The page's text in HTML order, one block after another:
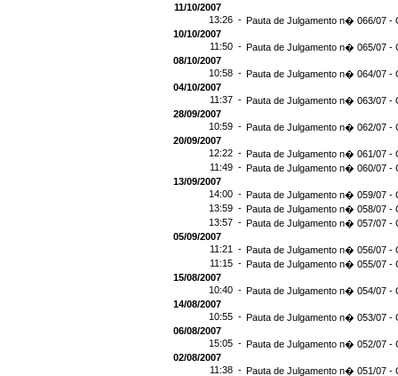
11/10/2007
13:26 - Pauta de Julgamento n� 066/07 -
10/10/2007
11:50 - Pauta de Julgamento n� 065/07 -
08/10/2007
10:58 - Pauta de Julgamento n� 064/07 -
04/10/2007
11:37 - Pauta de Julgamento n� 063/07 -
28/09/2007
10:59 - Pauta de Julgamento n� 062/07 -
20/09/2007
12:22 - Pauta de Julgamento n� 061/07 -
11:49 - Pauta de Julgamento n� 060/07 -
13/09/2007
14:00 - Pauta de Julgamento n� 059/07 -
13:59 - Pauta de Julgamento n� 058/07 -
13:57 - Pauta de Julgamento n� 057/07 -
05/09/2007
11:21 - Pauta de Julgamento n� 056/07 -
11:15 - Pauta de Julgamento n� 055/07 -
15/08/2007
10:40 - Pauta de Julgamento n� 054/07 -
14/08/2007
10:55 - Pauta de Julgamento n� 053/07 -
06/08/2007
15:05 - Pauta de Julgamento n� 052/07 -
02/08/2007
11:38 - Pauta de Julgamento n� 051/07 -